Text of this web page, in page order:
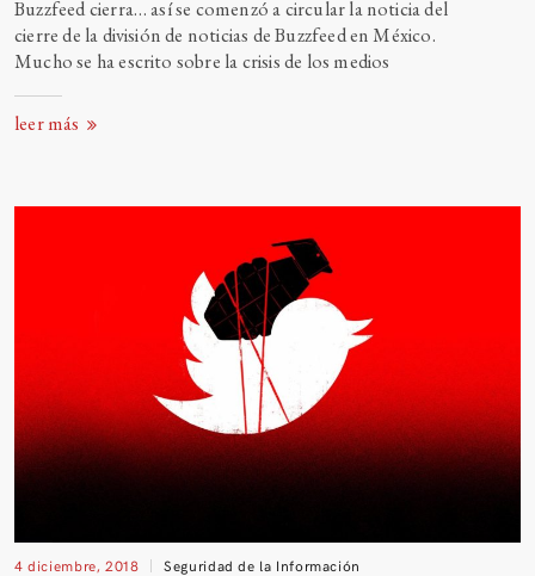
Buzzfeed cierra… así se comenzó a circular la noticia del
cierre de la división de noticias de Buzzfeed en México.
Mucho se ha escrito sobre la crisis de los medios
leer más
4 diciembre, 2018 Seguridad de la Información